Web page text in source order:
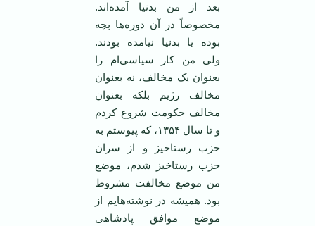
بعد از من بدنیا آمده‌اند.
مخصوصاً در آن دوره‌ها بچه
بوده یا بدنیا نیامده بودند.
ولی من کار سیاسی‌ام را
بعنوان یک مخالف، نه بعنوان
مخالف رژیم بلکه بعنوان
مخالف حکومت شروع کردم
و تا سال ۱۳۵۴، که پیوستم به
حزب رستاخیز و از سران
حزب رستاخیز شدم، موضع
من موضع مخالفت مشروط
بود. همیشه در نوشته‌هایم از
موضع موافق پادشاهی